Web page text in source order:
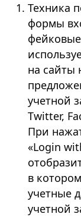
Техника
формы
на сайты
учетной
Twitter,
При
«Login
в
учетные
учетной